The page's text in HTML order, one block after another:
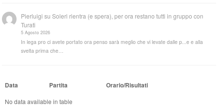
Pierluigi suSoleri rientra (e spera), per ora restano tutti in gruppo con
Turati
5 Agosto 2026
In lega pro ci avete portato ora penso sarà meglio che vi levate dalle p...e e alla
svelta prima che…
Data Partita Orario/Risultati
No data available in table